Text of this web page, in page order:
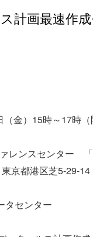
計画最速作
金）15時～17時（
レンスセンター 「
京都港区芝5-29-14
タセンター